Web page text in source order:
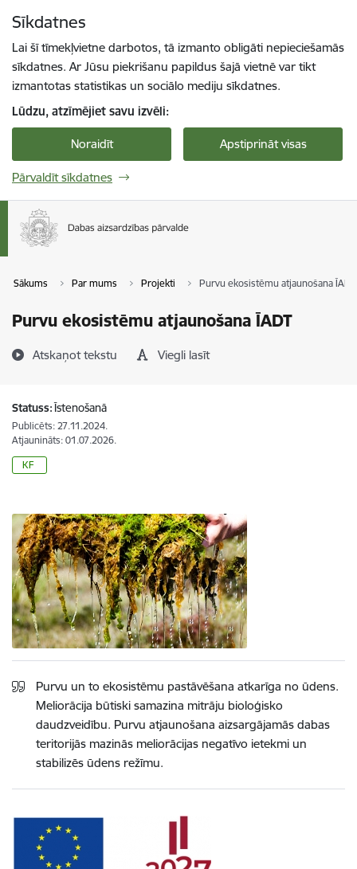
Sīkdatnes
Lai šī tīmekļvietne darbotos, tā izmanto obligāti nepieciešamās
sīkdatnes. Ar Jūsu piekrišanu papildus šajā vietnē var tikt
izmantotas statistikas un sociālo mediju sīkdatnes.
Lūdzu, atzīmējiet savu izvēli:
Noraidīt Apstiprināt visas
Pārvaldīt sīkdatnes
Sākums Par mums Projekti Purvu ekosistēmu atjaunošana ĪADT
Purvu ekosistēmu atjaunošana ĪADT
Atskaņot tekstu Viegli lasīt
Statuss:Īstenošanā
Publicēts: 27.11.2024.
Atjaunināts: 01.07.2026.
KF
Purvu un to ekosistēmu pastāvēšana atkarīga no ūdens.
Meliorācija būtiski samazina mitrāju bioloģisko
daudzveidību. Purvu atjaunošana aizsargājamās dabas
teritorijās mazinās meliorācijas negatīvo ietekmi un
stabilizēs ūdens režīmu.